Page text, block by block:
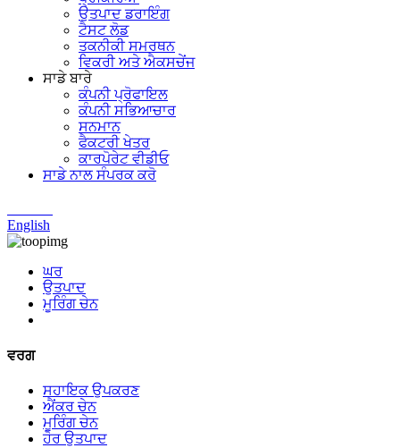
ਉਤਪਾਦ ਡਰਾਇੰਗ
ਟੈਸਟ ਲੋਡ
ਤਕਨੀਕੀ ਸਮਰਥਨ
ਵਿਕਰੀ ਅਤੇ ਐਕਸਚੇਂਜ
ਸਾਡੇ ਬਾਰੇ
ਕੰਪਨੀ ਪ੍ਰੋਫਾਇਲ
ਕੰਪਨੀ ਸਭਿਆਚਾਰ
ਸਨਮਾਨ
ਫੈਕਟਰੀ ਖੇਤਰ
ਕਾਰਪੋਰੇਟ ਵੀਡੀਓ
ਸਾਡੇ ਨਾਲ ਸੰਪਰਕ ਕਰੋ
English
ਘਰ
ਉਤਪਾਦ
ਮੂਰਿੰਗ ਚੇਨ
ਵਰਗ
ਸਹਾਇਕ ਉਪਕਰਣ
ਐਂਕਰ ਚੇਨ
ਮੂਰਿੰਗ ਚੇਨ
ਹੋਰ ਉਤਪਾਦ